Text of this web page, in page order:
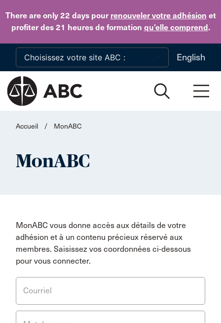
There are only 22 dayspour renouveler votre adhésion et
profiter des 21 heures de formation qu’elle comprend.
Skip to main content
English
Accueil / MonABC
MonABC
MonABC vous donne accès aux détails de votre
adhésion et à un contenu précieux réservé aux
membres. Saisissez vos coordonnées ci-dessous
pour vous connecter.
Courriel